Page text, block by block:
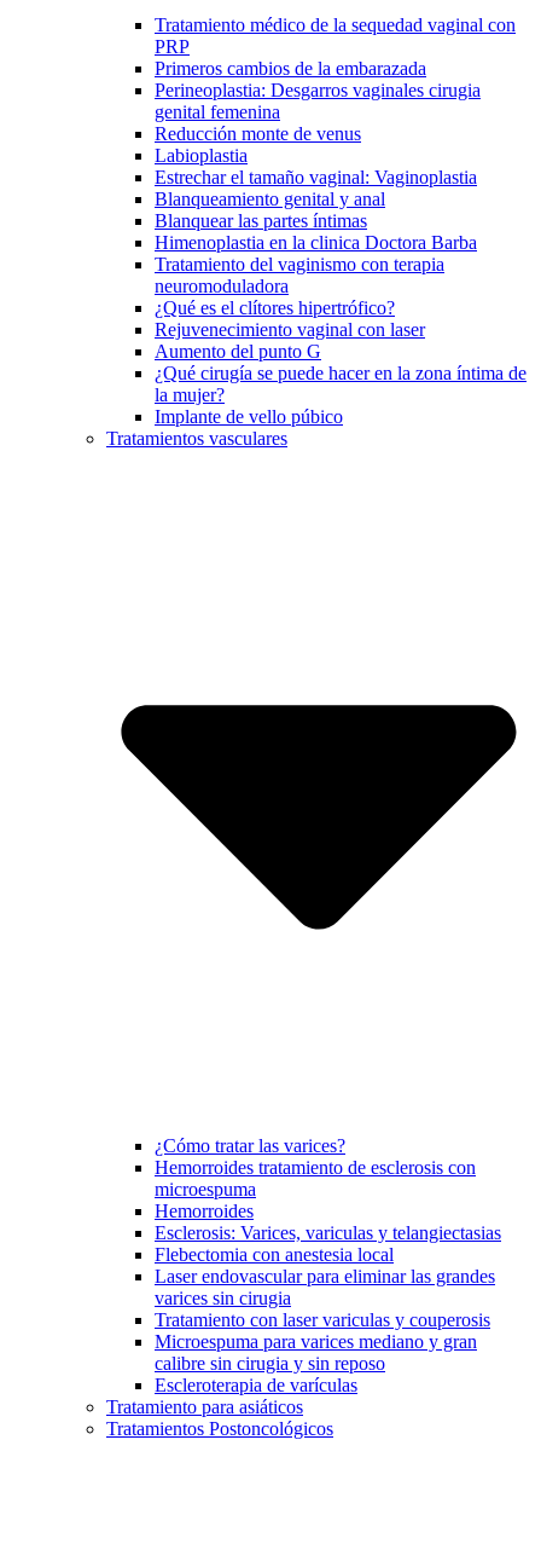
Tratamiento médico de la sequedad vaginal con
PRP
Primeros cambios de la embarazada
Perineoplastia: Desgarros vaginales cirugia
genital femenina
Reducción monte de venus
Labioplastia
Estrechar el tamaño vaginal: Vaginoplastia
Blanqueamiento genital y anal
Blanquear las partes íntimas
Himenoplastia en la clinica Doctora Barba
Tratamiento del vaginismo con terapia
neuromoduladora
¿Qué es el clítores hipertrófico?
Rejuvenecimiento vaginal con laser
Aumento del punto G
¿Qué cirugía se puede hacer en la zona íntima de
la mujer?
Implante de vello púbico
Tratamientos vasculares
¿Cómo tratar las varices?
Hemorroides tratamiento de esclerosis con
microespuma
Hemorroides
Esclerosis: Varices, variculas y telangiectasias
Flebectomia con anestesia local
Laser endovascular para eliminar las grandes
varices sin cirugia
Tratamiento con laser variculas y couperosis
Microespuma para varices mediano y gran
calibre sin cirugia y sin reposo
Escleroterapia de varículas
Tratamiento para asiáticos
Tratamientos Postoncológicos